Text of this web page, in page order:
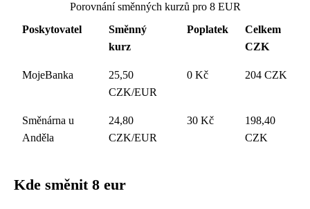
Porovnání směnných kurzů pro 8 EUR
Poskytovatel
Směnný
kurz
Poplatek
Celkem
CZK
MojeBanka
25,50
CZK/EUR
0 Kč 204 CZK
Směnárna u
Anděla
24,80
CZK/EUR
30 Kč
198,40
CZK
Kde směnit 8 eur